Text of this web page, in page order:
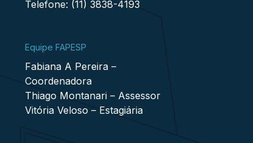
Telefone: (11) 3838-4193
Equipe FAPESP
Fabiana A Pereira –
Coordenadora
Thiago Montanari – Assessor
Vitória Veloso – Estagiária